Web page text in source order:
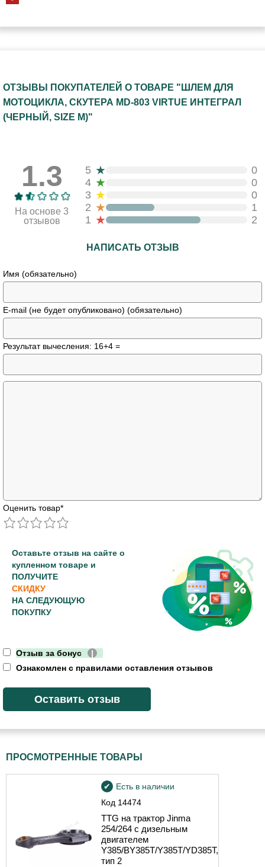
ОТЗЫВЫ ПОКУПАТЕЛЕЙ О ТОВАРЕ "ШЛЕМ ДЛЯ
МОТОЦИКЛА, СКУТЕРА MD-803 VIRTUE ИНТЕГРАЛ
(ЧЕРНЫЙ, SIZE M)"
1.3
На основе 3
отзывов
5 ★
0
4 ★
0
3 ★
0
2 ★
1
1 ★ 2
НАПИСАТЬ ОТЗЫВ
Имя (обязательно)
E-mail (не будет опубликовано) (обязательно)
Результат вычесления: 16+4 =
Оценить товар*
Оставьте отзыв на сайте о
купленном товаре и
ПОЛУЧИТЕ
СКИДКУ
НА СЛЕДУЮЩУЮ
ПОКУПКУ
Отзыв за бонус
|
Ознакомлен с правилами оставления отзывов
ПРОСМОТРЕННЫЕ ТОВАРЫ
Код 14474
Есть в наличии
TTG на трактор Jinma
254/264 с дизельным
двигателем
Y385/BY385T/Y385T/YD385T,
тип 2